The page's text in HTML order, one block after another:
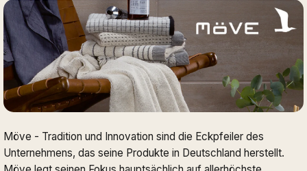
Möve - Tradition und Innovation sind die Eckpfeiler des
Unternehmens, das seine Produkte in Deutschland herstellt.